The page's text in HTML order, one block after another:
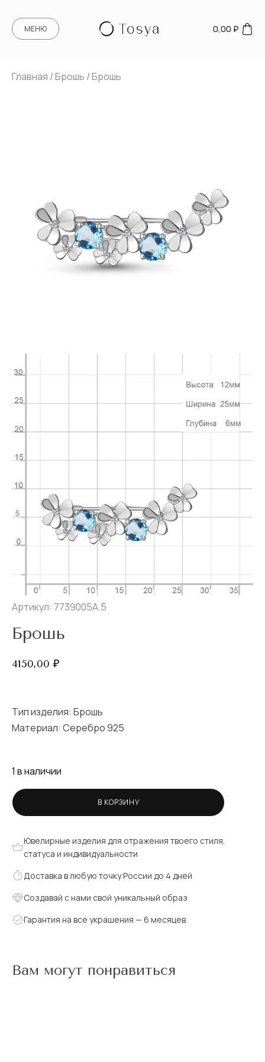
МЕНЮ 0,00 ₽
Главная /Брошь / Брошь
Артикул: 7739005А.5
Брошь
4150,00 ₽
Тип изделия: Брошь
Материал: Серебро 925
1 в наличии
В КОРЗИНУ
Ювелирные изделия для отражения твоего стиля,
статуса и индивидуальности
Доставка в любую точку России до 4 дней
Создавай с нами свой уникальный образ
Гарантия на все украшения — 6 месяцев
Вам могут понравиться